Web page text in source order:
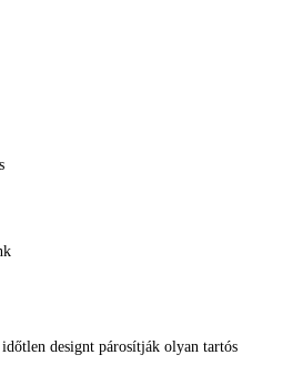
designt párosítják olyan tartós